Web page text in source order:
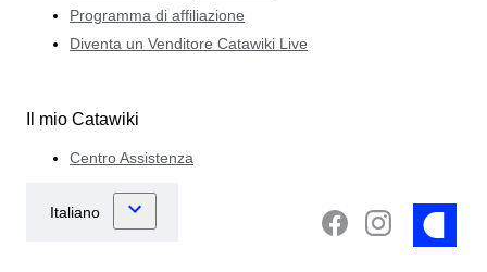
Programma di affiliazione
Diventa un Venditore Catawiki Live
Il mio Catawiki
Centro Assistenza